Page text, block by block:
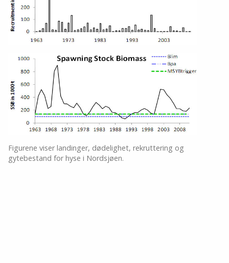
Figurene viser landinger, dødelighet, rekruttering og
gytebestand for hyse i Nordsjøen.